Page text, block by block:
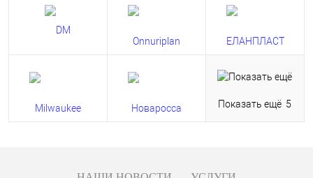
Показать ещё 5